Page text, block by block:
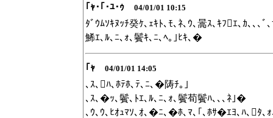
｢ｬ･｢･ﾕ･ｩ 04/01/01 10:15
ﾀﾞｳﾑｿｷﾇｯﾁ癸ｹ､ｪｷﾄ､ﾓ､ﾈ､ｳ､暠ｽ､ｷﾌｴ､ｶ､､
鯑ｴ､ﾙ､ﾆ､ｫ､鬢ｷ､ﾆ､ﾍ｡｣ﾋｷ､�
｢ｬ 04/01/01 14:05
､ｽ､ﾊ､ﾎﾃﾎ､ﾃ､ﾆ､�陦ﾁ｡｣
､ｽ､�ｯ､鬢､ﾄｴ､ﾙ､ﾆ､ｫ､鬢荀鬢ﾊ､､､ﾈ｣�
､ｳ､ｳ､ﾋｵｭﾏｿ､ｵ､�ﾆ､�ﾎ､ﾏ､｢､ﾎｻ�ｴﾖ､ﾊ､ﾀ､